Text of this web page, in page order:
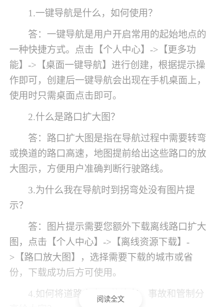
1.一键导航是什么，如何使用？
答：一键导航是用户开启常用的起始地点的
一种快捷方式。点击【个人中心】->【更多功
能】->【桌面一键导航】进行创建，根据提示操
作即可，创建后一键导航会出现在手机桌面上，
使用时只需桌面点击即可。
2.什么是路口扩大图？
答：路口扩大图是指在导航过程中需要转弯
或换道的路口高速，地图提前给出这些路口的放
大图示，方便用户准确判断行驶路线。
3.为什么我在导航时到拐弯处没有图片提
示？
答：图片提示需要您额外下载离线路口扩大
图，点击【个人中心】->【离线资源下载】-
>【路口放大图】，选择需要下载的城市或省
份，下载成功后方可使用。
4.如何将道路上发现的堵车、事故和管制分
阅读全文